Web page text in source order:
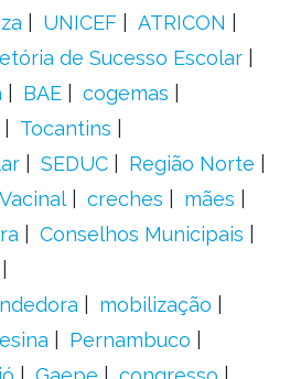
UNICEF
ATRICON
de Sucesso Escolar
BAE
cogemas
Tocantins
SEDUC
Região Norte
creches
mães
Conselhos Municipais
mobilização
Pernambuco